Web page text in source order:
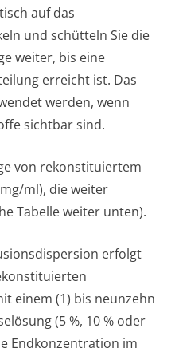
auf das
und schütteln Sie die
weiter, bis eine
erreicht ist. Das
werden, wenn
sichtbar sind.
von rekonstituiertem
ml), die weiter
Tabelle weiter unten).
erfolgt
einem (1) bis neunzehn
(5 %, 10 % oder
Endkonzentration im